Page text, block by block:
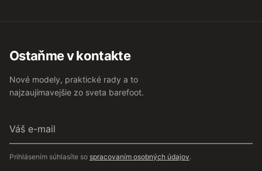
Ostaňme v kontakte
Nové modely, praktické rady a to
najzaujímavejšie zo sveta barefoot.
e-
mail
Prihlásením súhlasíte so spracovaním osobných údajov.